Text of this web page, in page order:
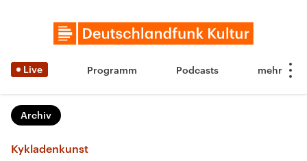
Live Programm Podcasts
Archiv
Kykladenkunst